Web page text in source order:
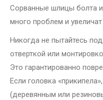
Сорванные шлицы болта
много проблем и
Никогда не пытайтесь
отверткой или
Это гарантированно
Если головка
(деревянным или